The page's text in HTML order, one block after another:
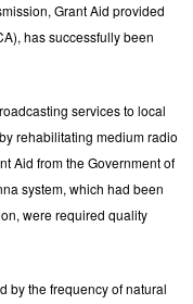
Grant Aid provided
has successfully been
services to local
rehabilitating medium radio
Aid from the Government of
system, which had been
were required quality
by the frequency of natural